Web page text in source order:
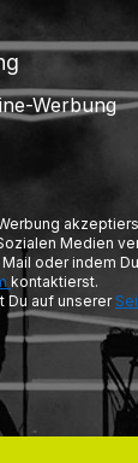
Werbung
Medien
oder indem Du
kontaktierst.
Du auf unserer